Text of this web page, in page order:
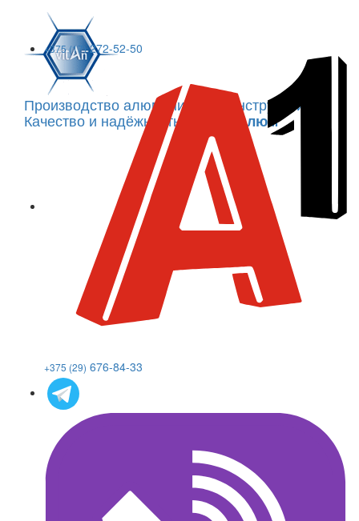
Производство алюминиевых конструкций
Качество и надёжность - ВитанАлюм
+375 (17) 272-52-50
+375 (29) 676-84-33